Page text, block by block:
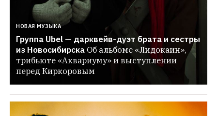
НОВАЯ МУЗЫКА
Группа Ubel — дарквейв-дуэт брата и сестры
из Новосибирска Об альбоме «Лидокаин»,
трибьюте «Аквариуму» и выступлении
перед Киркоровым